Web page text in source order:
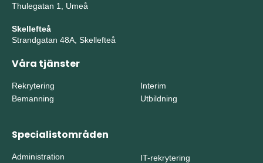
Thulegatan 1, Umeå
Skellefteå
Strandgatan 48A, Skellefteå
Våra tjänster
Rekrytering
Bemanning
Interim
Utbildning
Specialistområden
Administration
IT-rekrytering